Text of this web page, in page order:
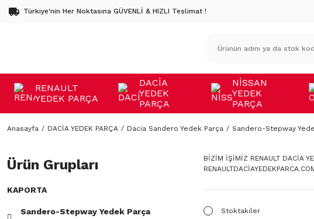
Türkiye'nin Her Noktasına GÜVENLİ & HIZLI Teslimat !
RENAULT
YEDEK PARÇA
DACİA
YEDEK
PARÇA
NİSSAN
YEDEK
PARÇA
Anasayfa DACİA YEDEK PARÇA Dacia Sandero Yedek Parça Sandero-Stepway
Ürün Grupları
KAPORTA
Sandero-Stepway Yedek Parça
BİZİM İŞİMİZ RENAULT DACİA
Stoktakiler